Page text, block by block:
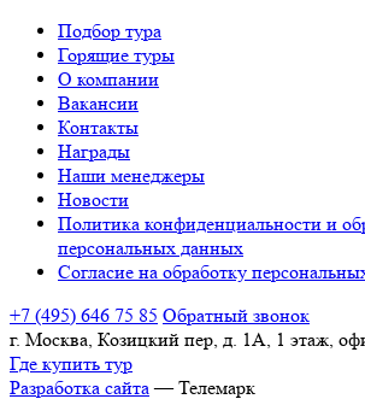
Подбор тура
Горящие туры
О компании
Вакансии
Контакты
Награды
Наши менеджеры
Новости
Политика конфиденциальности и
персональных данных
Согласие на обработку
+7 (495) 646 75 85 Обратный звонок
г. Москва, Козицкий пер, д. 1А, 1 этаж,
Где купить тур
Разработка сайта — Телемарк